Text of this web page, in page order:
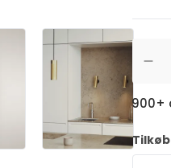
ud af 1900+ anmeldelser
Tilkøb